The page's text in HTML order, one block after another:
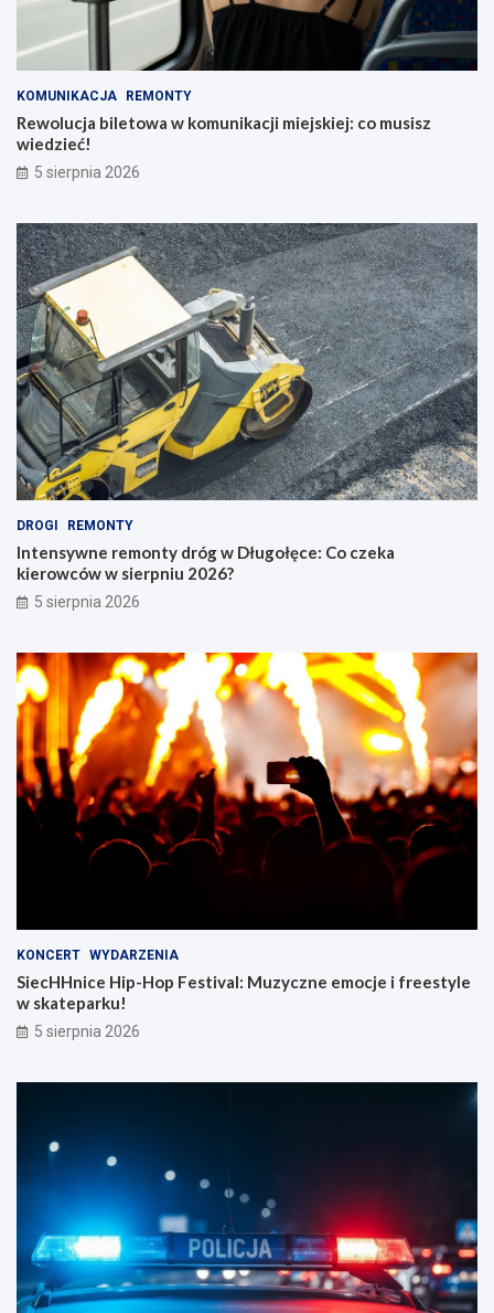
KOMUNIKACJA REMONTY
Rewolucja biletowa w komunikacji miejskiej: co musisz
wiedzieć!
5 sierpnia 2026
DROGI REMONTY
Intensywne remonty dróg w Długołęce: Co czeka
kierowców w sierpniu 2026?
5 sierpnia 2026
KONCERT WYDARZENIA
SiecHHnice Hip-Hop Festival: Muzyczne emocje i freestyle
w skateparku!
5 sierpnia 2026